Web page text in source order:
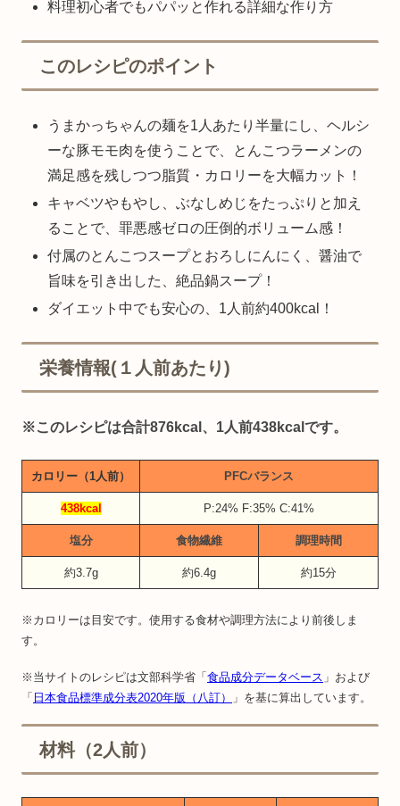
料理初心者でもパパッと作れる詳細な作り方
このレシピのポイント
うまかっちゃんの麺を1人あたり半量にし、ヘルシ
ーな豚モモ肉を使うことで、とんこつラーメンの
満足感を残しつつ脂質・カロリーを大幅カット！
キャベツやもやし、ぶなしめじをたっぷりと加え
ることで、罪悪感ゼロの圧倒的ボリューム感！
付属のとんこつスープとおろしにんにく、醤油で
旨味を引き出した、絶品鍋スープ！
ダイエット中でも安心の、1人前約400kcal！
栄養情報(１人前あたり)
※このレシピは合計876kcal、1人前438kcalです。
カロリー（1人前） PFCバランス
438kcal P:24% F:35% C:41%
塩分 食物繊維 調理時間
約3.7g 約6.4g 約15分
※カロリーは目安です。使用する食材や調理方法により前後しま
す。
※当サイトのレシピは文部科学省「 食品成分データベース 」および
「 日本食品標準成分表2020年版（八訂） 」を基に算出しています。
材料（2人前）